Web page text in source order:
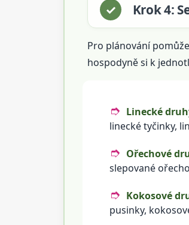
Krok 4:
Pro plánování
hospodyně si k
Linecké
linecké tyčinky,
Ořechové
slepované
Kokosové
pusinky,